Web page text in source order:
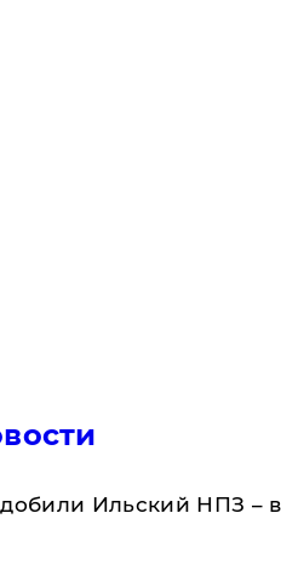
Ильский НПЗ –